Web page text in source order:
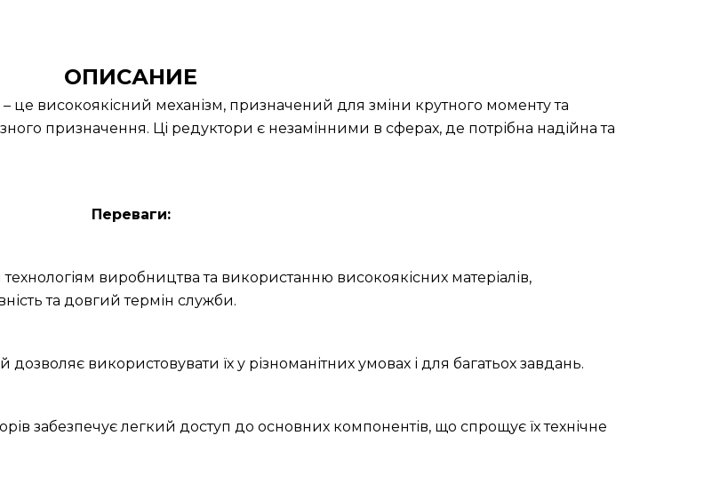
ОПИСАНИЕ
– це високоякісний механізм, призначений для зміни крутного моменту та
призначення. Ці редуктори є незамінними в сферах, де потрібна надійна та
Переваги:
виробництва та використанню високоякісних матеріалів,
та довгий термін служби.
використовувати їх у різноманітних умовах і для багатьох завдань.
забезпечує легкий доступ до основних компонентів, що спрощує їх технічне